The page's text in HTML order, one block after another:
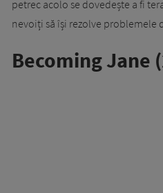
petrec acolo se dovedește a fi
nevoiți să își rezolve problemele
Becoming Jane